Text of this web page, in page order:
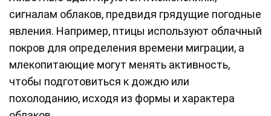
сигналам облаков, предвидя грядущие погодные
явления. Например, птицы используют облачный
покров для определения времени миграции, а
млекопитающие могут менять активность,
чтобы подготовиться к дождю или
похолоданию, исходя из формы и характера